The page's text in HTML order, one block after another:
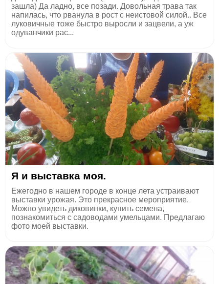
зашла) Да ладно, все позади. Довольная трава так
напилась, что рванула в рост с неистовой силой.. Все
луковичные тоже быстро выросли и зацвели, а уж
одуванчики рас...
Я и выставка моя.
Ежегодно в нашем городе в конце лета устраивают
выставки урожая. Это прекрасное мероприятие.
Можно увидеть диковинки, купить семена,
познакомиться с садоводами умельцами. Предлагаю
фото моей выставки.